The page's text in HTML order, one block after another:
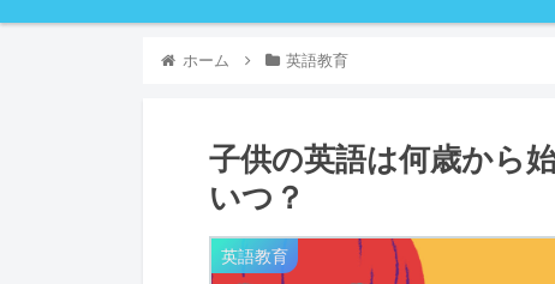
ホーム 英語教育
子供の英語は何歳から
いつ？
英語教育